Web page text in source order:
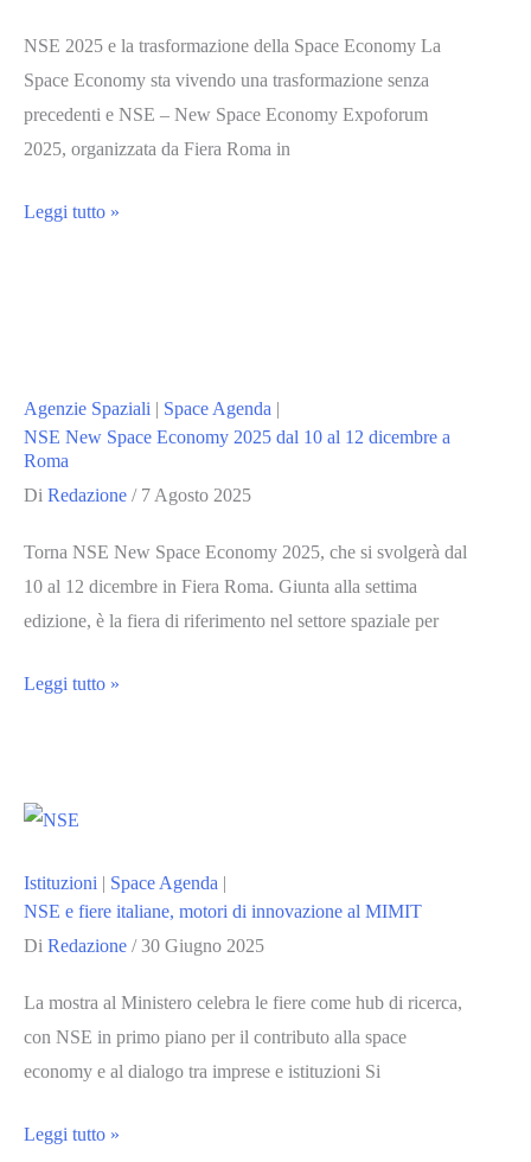
spaziale
NSE 2025 e la trasformazione della Space Economy La
Space Economy sta vivendo una trasformazione senza
precedenti e NSE – New Space Economy Expoforum
2025, organizzata da Fiera Roma in
Expoforum
centro
della
nuova
NSE
Leggi tutto »
Agenzie Spaziali | Space Agenda |
NSE New Space Economy 2025 dal 10 al 12 dicembre a
Roma
Di Redazione / 7 Agosto 2025
Torna NSE New Space Economy 2025, che si svolgerà dal
10 al 12 dicembre in Fiera Roma. Giunta alla settima
edizione, è la fiera di riferimento nel settore spaziale per
NSE
2025
10
al
12
dicembre
Leggi tutto »
Istituzioni | Space Agenda |
NSE e fiere italiane, motori di innovazione al MIMIT
Di Redazione /30 Giugno 2025
La mostra al Ministero celebra le fiere come hub di ricerca,
con NSE in primo piano per il contributo alla space
economy e al dialogo tra imprese e istituzioni Si
NSE
Leggi tutto »